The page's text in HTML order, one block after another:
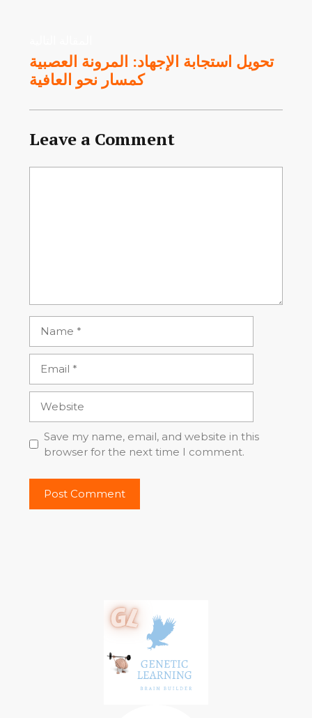
تحويل استجابة الإجهاد: المرونة العصبية
كمسار نحو العافية
Leave a Comment
Save my name, email, and website in this
browser for the next time I comment.